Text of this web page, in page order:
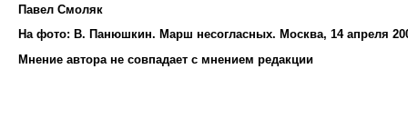
Павел Смоляк
На фото: В. Панюшкин. Марш несогласных. Москва, 14 апреля
Мнение автора не совпадает с мнением редакции